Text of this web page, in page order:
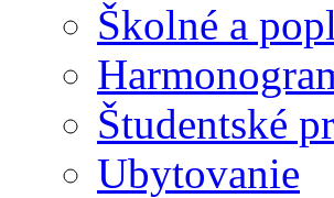
Školné a
Študentské
Ubytovanie